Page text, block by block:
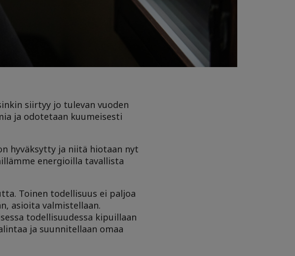
siirtyy jo tulevan vuoden
ja odotetaan kuumeisesti
hyväksytty ja niitä hiotaan nyt
energioilla tavallista
Toinen todellisuus ei paljoa
asioita valmistellaan.
todellisuudessa kipuillaan
ja suunnitellaan omaa